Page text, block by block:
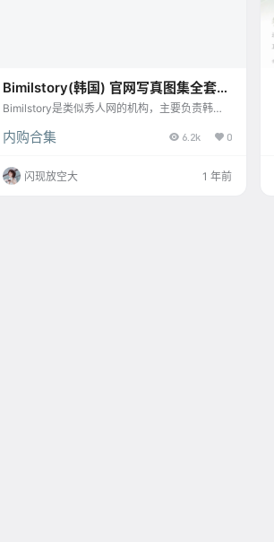
Bimilstory(韩国) 官网写真图集全套下
载
Bimilstory是类似秀人网的机构，主要负责韩国
套写真集。 Bimilstory精选写真推荐 1、[Bimilst
教室讲台上，身后是黑板与韩国国旗，她身穿白
色高领无袖上衣，胸口部分采用大胆的镂空设
内购合集 6.2k 0
闪现放空大 1 年前